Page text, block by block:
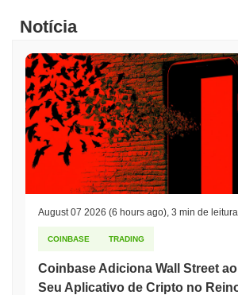
comparação com o mercado
Nos últimos 7 dias, Defi Franc ganhou
mercado cripto geral que registrou um
indica um atraso temporário na ação de
relação ao momentum do mercado mais
Notícia
August 07 2026 (6 hours ago) 3 min de leitura
COINBASE TRADING
Coinbase Adiciona Wall Street ao
Seu Aplicativo de Cripto no